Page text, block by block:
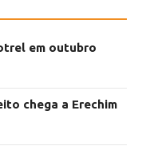
em outubro
chega a Erechim